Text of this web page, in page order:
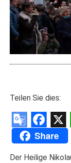
Teilen Sie dies:
Google
X
Share
Der Heilige